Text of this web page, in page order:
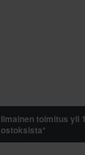
Ilmainen toimitus yli
ostoksista*